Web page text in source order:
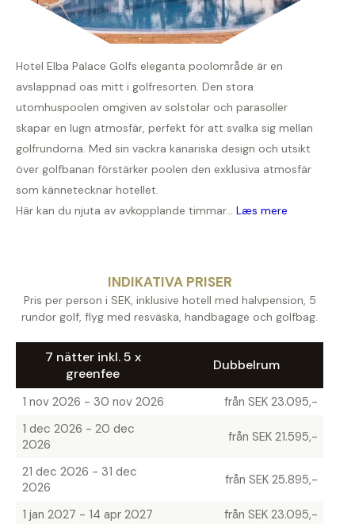
Hotel Elba Palace Golfs eleganta poolområde är en
avslappnad oas mitt i golfresorten. Den stora
utomhuspoolen omgiven av solstolar och parasoller
skapar en lugn atmosfär, perfekt för att svalka sig mellan
golfrundorna. Med sin vackra kanariska design och utsikt
över golfbanan förstärker poolen den exklusiva atmosfär
som kännetecknar hotellet.
Här kan du njuta av avkopplande timmar... Læs mere
INDIKATIVA PRISER
Pris per person i SEK, inklusive hotell med halvpension, 5
rundor golf, flyg med resväska, handbagage och golfbag.
7 nätter inkl. 5 x
greenfee
Dubbelrum
1 nov 2026 - 30 nov 2026
från SEK 23.095,-
1 dec 2026 - 20 dec
2026
från SEK 21.595,-
21 dec 2026 - 31 dec
2026
från SEK 25.895,-
1 jan 2027 - 14 apr 2027 från SEK 23.095,-